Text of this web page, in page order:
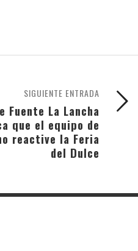
SIGUIENTE ENTRADA
Fuente La Lancha
que el equipo de
reactive la Feria
del Dulce